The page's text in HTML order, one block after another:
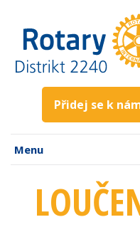
Přidej se k
Menu